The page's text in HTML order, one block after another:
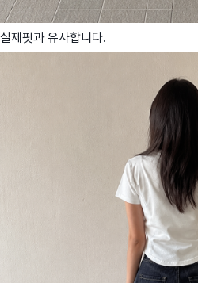
실제핏과 유사합니다.